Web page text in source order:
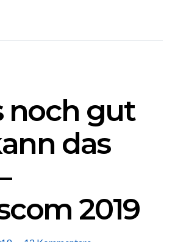
noch gut
das
2019